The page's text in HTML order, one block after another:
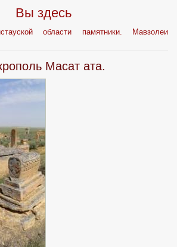
Вы здесь
области памятники. Мавзолеи
Масат ата.